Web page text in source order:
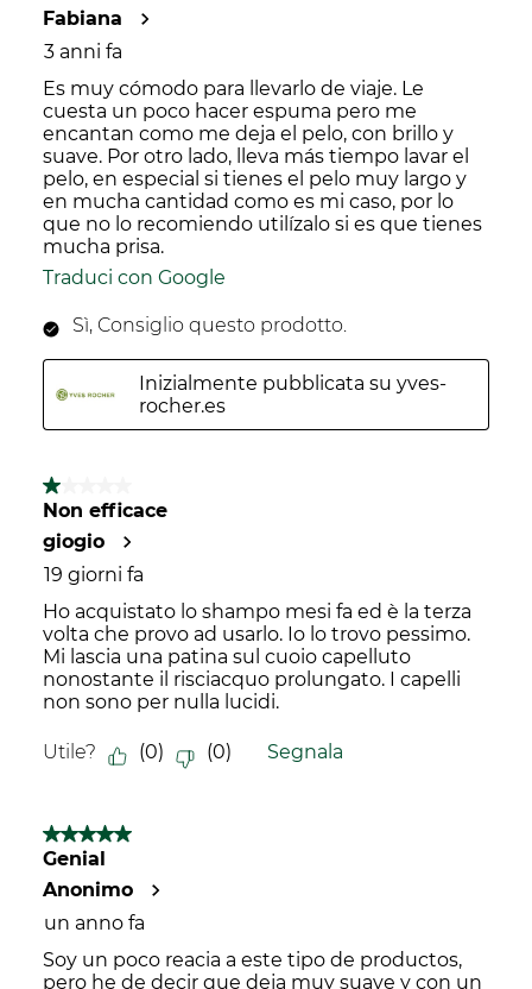
Fabiana
3 anni fa
Es muy cómodo para llevarlo de viaje. Le
cuesta un poco hacer espuma pero me
encantan como me deja el pelo, con brillo y
suave. Por otro lado, lleva más tiempo lavar el
pelo, en especial si tienes el pelo muy largo y
en mucha cantidad como es mi caso, por lo
que no lo recomiendo utilízalo si es que tienes
mucha prisa.
Traduci con Google
Sì, Consiglio questo prodotto.
Inizialmente pubblicata su yves-
rocher.es
1 su 5 stelle.
Non efficace
giogio
19 giorni fa
Ho acquistato lo shampo mesi fa ed è la terza
volta che provo ad usarlo. Io lo trovo pessimo.
Mi lascia una patina sul cuoio capelluto
nonostante il risciacquo prolungato. I capelli
non sono per nulla lucidi.
Utile? (0) (0) Segnala
5 su 5 stelle.
Genial
Anonimo
un anno fa
Soy un poco reacia a este tipo de productos,
pero he de decir que deja muy suave y con un